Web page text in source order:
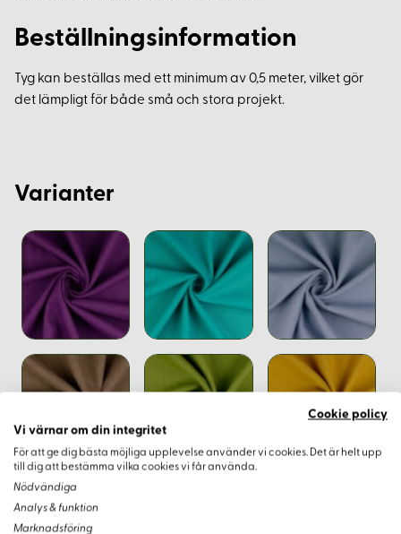
Beställningsinformation
Tyg kan beställas med ett minimum av 0,5 meter, vilket gör
det lämpligt för både små och stora projekt.
Varianter
Cookie policy
Vi värnar om din integritet
För att ge dig bästa möjliga upplevelse använder vi cookies. Det är helt upp
till dig att bestämma vilka cookies vi får använda.
Nödvändiga
Analys & funktion
Marknadsföring